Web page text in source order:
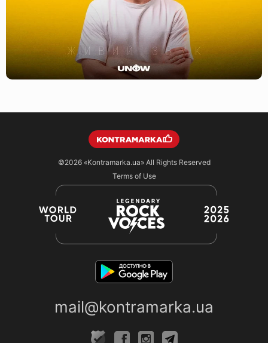
©2026 «Kontramarka.ua»All Rights Reserved
Terms of Use
mail@kontramarka.ua